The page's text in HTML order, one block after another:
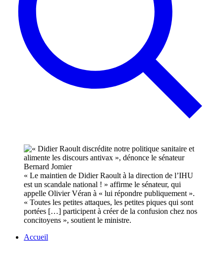
« Le maintien de Didier Raoult à la direction de l’IHU
est un scandale national ! » affirme le sénateur, qui
appelle Olivier Véran à « lui répondre publiquement ».
« Toutes les petites attaques, les petites piques qui sont
portées […] participent à créer de la confusion chez nos
concitoyens », soutient le ministre.
Accueil